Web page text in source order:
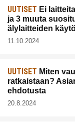
UUTISET Ei
ja 3 muuta
älylaitteiden
11.10.2024
UUTISET Miten
ratkaistaan?
ehdotusta
20.8.2024